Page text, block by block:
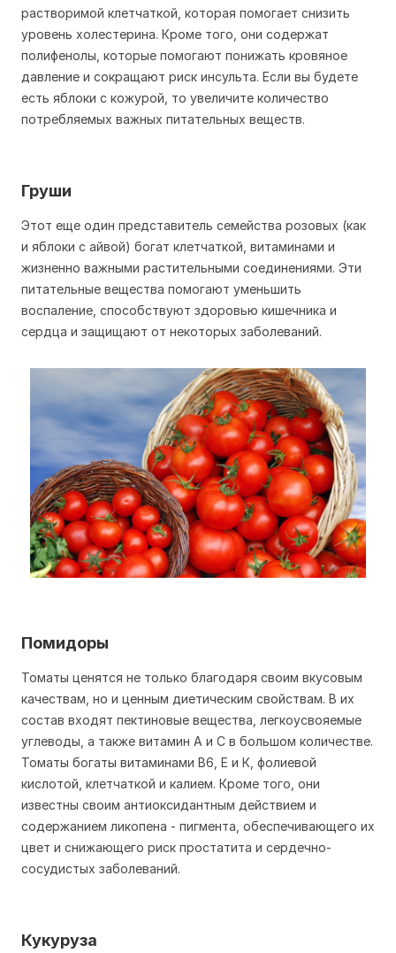
растворимой клетчаткой, которая помогает снизить
уровень холестерина. Кроме того, они содержат
полифенолы, которые помогают понижать кровяное
давление и сокращают риск инсульта. Если вы будете
есть яблоки с кожурой, то увеличите количество
потребляемых важных питательных веществ.
Груши
Этот еще один представитель семейства розовых (как
и яблоки с айвой) богат клетчаткой, витаминами и
жизненно важными растительными соединениями. Эти
питательные вещества помогают уменьшить
воспаление, способствуют здоровью кишечника и
сердца и защищают от некоторых заболеваний.
Помидоры
Томаты ценятся не только благодаря своим вкусовым
качествам, но и ценным диетическим свойствам. В их
состав входят пектиновые вещества, легкоусвояемые
углеводы, а также витамин А и С в большом количестве.
Томаты богаты витаминами В6, Е и К, фолиевой
кислотой, клетчаткой и калием. Кроме того, они
известны своим антиоксидантным действием и
содержанием ликопена - пигмента, обеспечивающего их
цвет и снижающего риск простатита и сердечно-
сосудистых заболеваний.
Кукуруза